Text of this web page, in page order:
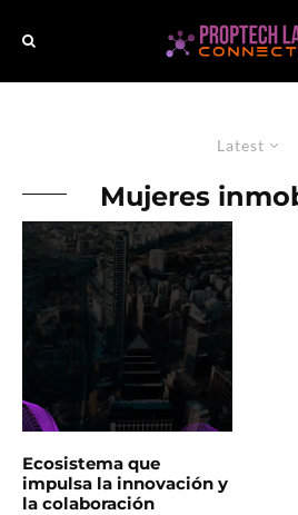
Latest
Mujeres
Ecosistema que
impulsa la innovación y
la colaboración